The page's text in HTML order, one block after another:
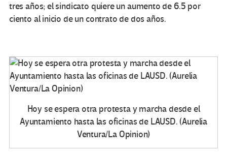
tres años; el sindicato quiere un aumento de 6.5 por
ciento al inicio de un contrato de dos años.
Hoy se espera otra protesta y marcha desde el
Ayuntamiento hasta las oficinas de LAUSD. (Aurelia
Ventura/La Opinion)